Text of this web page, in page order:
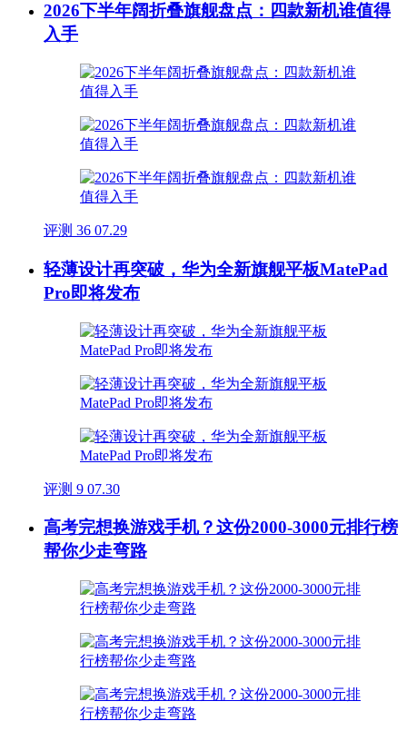
2026下半年阔折叠旗舰盘点：四款新机谁值得
入手
评测 36 07.29
轻薄设计再突破，华为全新旗舰平板MatePad
Pro即将发布
评测 9 07.30
高考完想换游戏手机？这份2000-3000元排行榜
帮你少走弯路